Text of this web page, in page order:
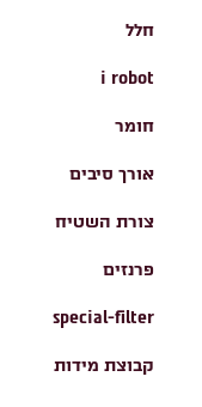
חלל
i robot
חומר
אורך סיבים
צורת השטיח
פרנזים
special-filter
קבוצת מידות